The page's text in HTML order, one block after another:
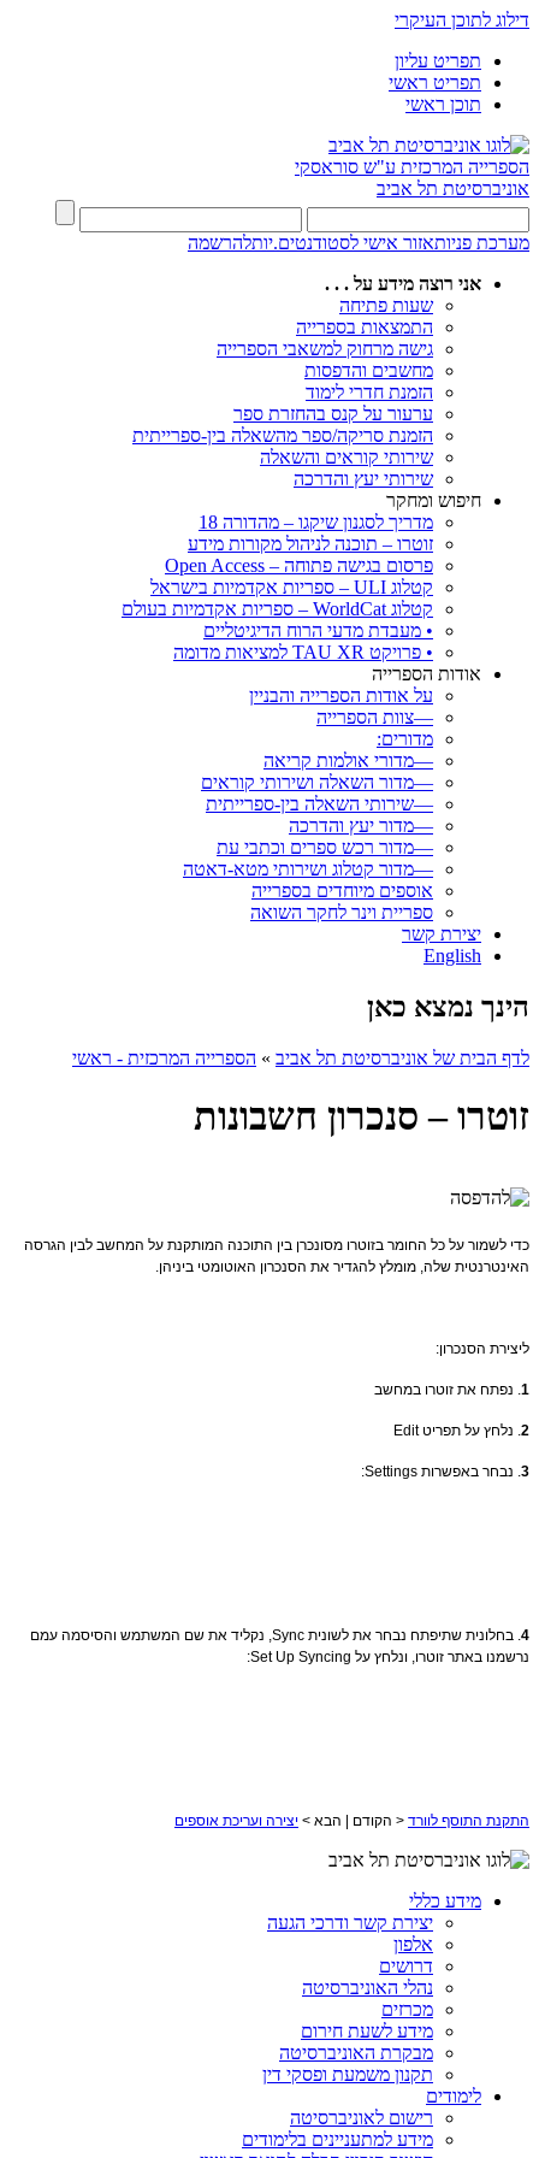
דילוג לתוכן העיקרי
תפריט עליון
תפריט ראשי
תוכן ראשי
הספרייה המרכזית ע"ש סוראסקי
אוניברסיטת תל אביב
מערכת פניותאזור אישי לסטודנטים.יותלהרשמה
אני רוצה מידע על . . .
שעות פתיחה
התמצאות בספרייה
גישה מרחוק למשאבי הספרייה
מחשבים והדפסות
הזמנת חדרי לימוד
ערעור על קנס בהחזרת ספר
הזמנת סריקה/ספר מהשאלה בין-ספרייתית
שירותי קוראים והשאלה
שירותי יעץ והדרכה
חיפוש ומחקר
מדריך לסגנון שיקגו – מהדורה 18
זוטרו – תוכנה לניהול מקורות מידע
פרסום בגישה פתוחה – Open Access
קטלוג ULI – ספריות אקדמיות בישראל
קטלוג WorldCat – ספריות אקדמיות בעולם
• מעבדת מדעי הרוח הדיגיטליים
• פרויקט TAU XR למציאות מדומה
אודות הספרייה
על אודות הספרייה והבניין
—צוות הספרייה
מדורים:
—מדורי אולמות קריאה
—מדור השאלה ושירותי קוראים
—שירותי השאלה בין-ספרייתית
—מדור יעץ והדרכה
—מדור רכש ספרים וכתבי עת
—מדור קטלוג ושירותי מטא-דאטה
אוספים מיוחדים בספרייה
ספריית וינר לחקר השואה
יצירת קשר
English
הינך נמצא כאן
לדף הבית של אוניברסיטת תל אביב » הספרייה המרכזית - ראשי
זוטרו – סנכרון חשבונות
כדי לשמור על כל החומר בזוטרו מסונכרן בין התוכנה המותקנת על המחשב לבין הגרסה
האינטרנטית שלה, מומלץ להגדיר את הסנכרון האוטומטי ביניהן.
ליצירת הסנכרון:
1 . נפתח את זוטרו במחשב
2 . נלחץ על תפריט Edit
3 . נבחר באפשרות Settings:
4
. בחלונית שתיפתח נבחר את לשונית Sync, נקליד את שם המשתמש והסיסמה עמם
נרשמנו באתר זוטרו, ונלחץ על Set Up Syncing:
התקנת התוסף לוורד < הקודם | הבא > יצירה ועריכת אוספים
מידע כללי
יצירת קשר ודרכי הגעה
אלפון
דרושים
נהלי האוניברסיטה
מכרזים
מידע לשעת חירום
מבקרת האוניברסיטה
תקנון משמעת ופסקי דין
לימודים
רישום לאוניברסיטה
מידע למתעניינים בלימודים